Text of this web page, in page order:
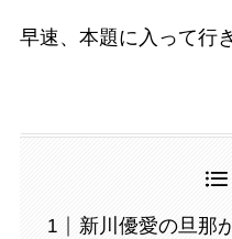
早速、本題に入って行
新川優愛の旦那